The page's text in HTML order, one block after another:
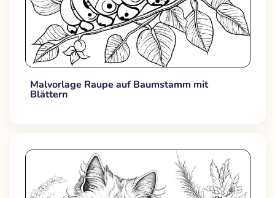
Malvorlage Raupe auf Baumstamm mit
Blättern